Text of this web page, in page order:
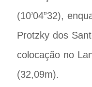
(10’04”32),
Protzky dos
colocação no
(32,09m).